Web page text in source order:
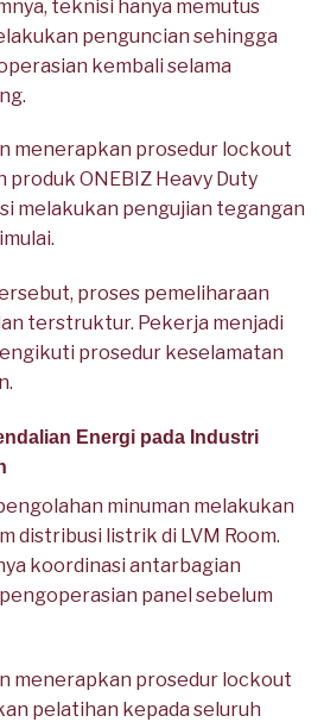
teknisi hanya memutus
penguncian sehingga
kembali selama
menerapkan prosedur lockout
ONEBIZ Heavy Duty
melakukan pengujian tegangan
proses pemeliharaan
terstruktur. Pekerja menjadi
prosedur keselamatan
Energi pada Industri
minuman melakukan
distribusi listrik di LVM Room.
koordinasi antarbagian
panel sebelum
menerapkan prosedur lockout
pelatihan kepada seluruh